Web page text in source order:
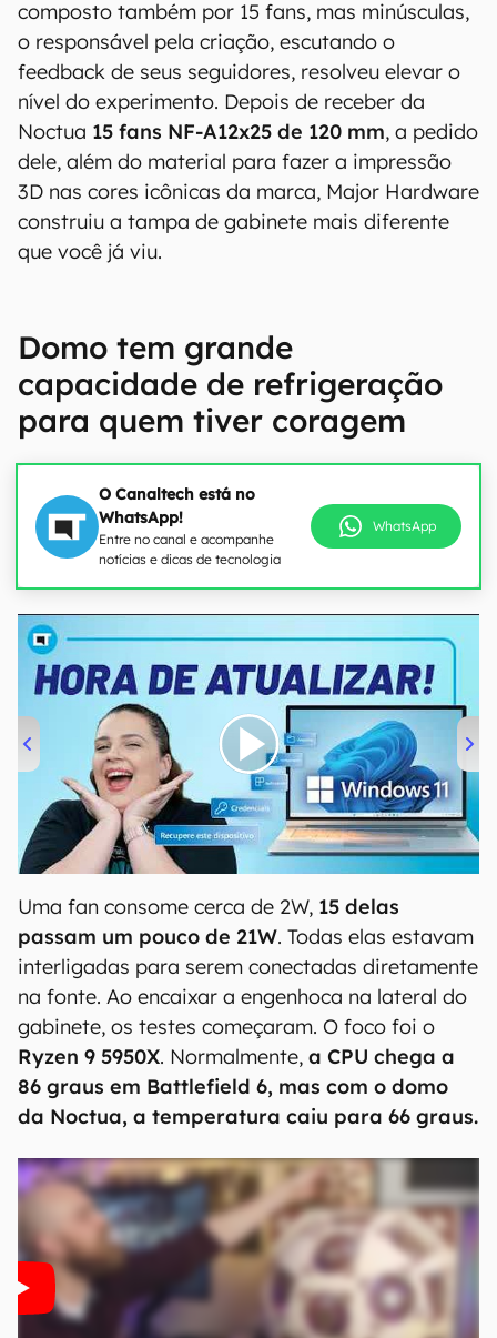
composto também por 15 fans, mas minúsculas,
o responsável pela criação, escutando o
feedback de seus seguidores, resolveu elevar o
nível do experimento. Depois de receber da
Noctua 15 fans NF-A12x25 de 120 mm, a pedido
dele, além do material para fazer a impressão
3D nas cores icônicas da marca, Major Hardware
construiu a tampa de gabinete mais diferente
que você já viu.
Domo tem grande
capacidade de refrigeração
para quem tiver coragem
O Canaltech está no
WhatsApp!
Entre no canal e acompanhe
notícias e dicas de tecnologia
WhatsApp
00:00 04:52
Uma fan consome cerca de 2W, 15 delas
passam um pouco de 21W. Todas elas estavam
interligadas para serem conectadas diretamente
na fonte. Ao encaixar a engenhoca na lateral do
gabinete, os testes começaram. O foco foi o
Ryzen 9 5950X. Normalmente, a CPU chega a
86 graus em Battlefield 6, mas com o domo
da Noctua, a temperatura caiu para 66 graus.